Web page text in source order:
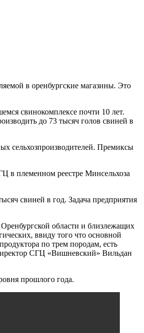
в оренбургские магазины. Это
свинокомплексе почти 10 лет.
до 73 тысяч голов свиней в
сельхозпроизводителей. Премиксы
в племенном реестре Минсельхоза
свиней в год. Задача предприятия
области и близлежащих
ввиду того что основной
по трем породам, есть
СГЦ «Вишневский» Вильдан
прошлого года.